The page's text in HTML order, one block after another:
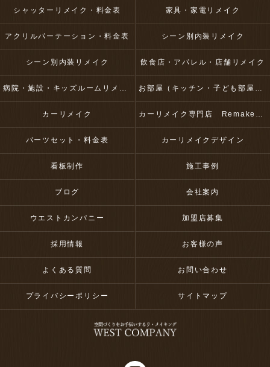
シャッターリメイク・料金表 家具・家電リメイク
アクリルパーテーション・料金表 シーン別内装リメイク
シーン別内装リメイク 飲食店・アパレル・店舗リメイク
病院・施設・キッズルームリメイク お部屋（キッチン・子ども部屋・壁など）リメイク
カーリメイク カーリメイク専門店 RemakeUp
パーツセット・料金表 カーリメイクデザイン
看板制作 施工事例
ブログ 会社案内
ウエストカンパニー 加盟店募集
採用情報 お客様の声
よくある質問 お問い合わせ
プライバシーポリシー サイトマップ